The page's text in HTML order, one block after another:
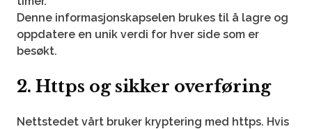
Denne informasjonskapselen brukes til å lagre og
oppdatere en unik verdi for hver side som er
besøkt.
2. Https og sikker overføring
Nettstedet vårt bruker kryptering med https. Hvis